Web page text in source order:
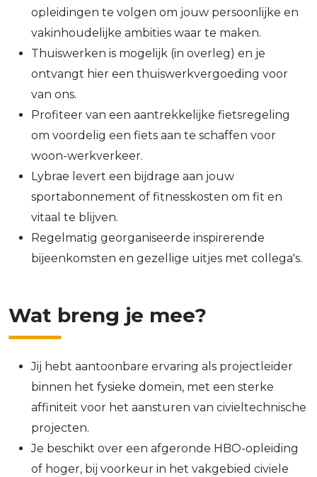
opleidingen te volgen om jouw persoonlijke en
vakinhoudelijke ambities waar te maken.
Thuiswerken is mogelijk (in overleg) en je
ontvangt hier een thuiswerkvergoeding voor
van ons.
Profiteer van een aantrekkelijke fietsregeling
om voordelig een fiets aan te schaffen voor
woon-werkverkeer.
Lybrae levert een bijdrage aan jouw
sportabonnement of fitnesskosten om fit en
vitaal te blijven.
Regelmatig georganiseerde inspirerende
bijeenkomsten en gezellige uitjes met collega's.
Wat breng je mee?
Jij hebt aantoonbare ervaring als projectleider
binnen het fysieke domein, met een sterke
affiniteit voor het aansturen van civieltechnische
projecten.
Je beschikt over een afgeronde HBO-opleiding
of hoger, bij voorkeur in het vakgebied civiele